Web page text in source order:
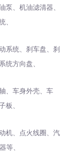
泵、机油滤清器、
、
系统、 刹车盘、刹
统方向盘、
、车身外壳、车
板、
机、点火线圈、 汽
等、